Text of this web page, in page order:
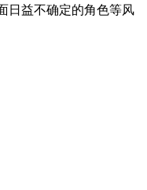
日益不确定的角色等风